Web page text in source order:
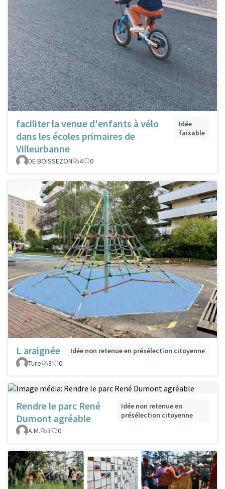
faciliter la venue d'enfants à vélo
dans les écoles primaires de
Villeurbanne
Idée
faisable
DE BOISSEZON 4 0
L araignée
Idée non retenue en présélection citoyenne
Ture
3 0
Rendre le parc René
Dumont agréable
Idée non retenue en
présélection citoyenne
A.M.
3 0